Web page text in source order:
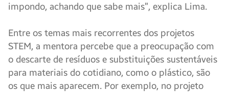
impondo, achando que sabe mais”, explica Lima.
Entre os temas mais recorrentes dos projetos
STEM, a mentora percebe que a preocupação com
o descarte de resíduos e substituições sustentáveis
para materiais do cotidiano, como o plástico, são
os que mais aparecem. Por exemplo, no projeto